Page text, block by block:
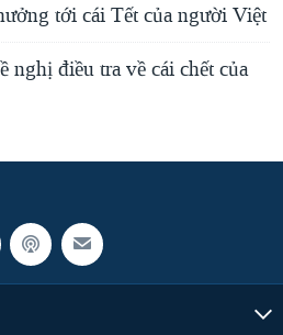
tới cái Tết của người Việt
nghị điều tra về cái chết của